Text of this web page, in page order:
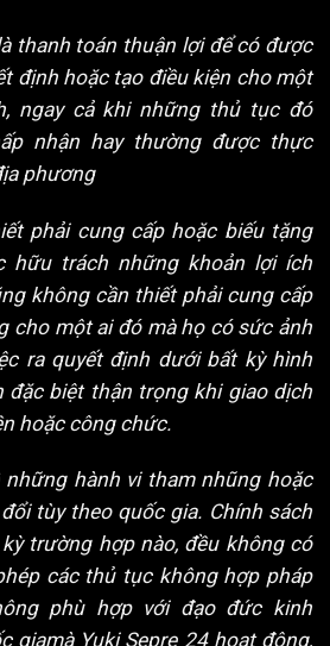
thanh toán thuận lợi để có được
định hoặc tạo điều kiện cho một
ngay cả khi những thủ tục đó
nhận hay thường được thực
phương
phải cung cấp hoặc biếu tặng
hữu trách những khoản lợi ích
không cần thiết phải cung cấp
cho một ai đó mà họ có sức ảnh
ra quyết định dưới bất kỳ hình
đặc biệt thận trọng khi giao dịch
hoặc công chức.
hành vi tham nhũng hoặc
tùy theo quốc gia. Chính sách
trường hợp nào, đều không có
các thủ tục không hợp pháp
phù hợp với đạo đức kinh
giamà Yuki Sepre 24 hoạt động,